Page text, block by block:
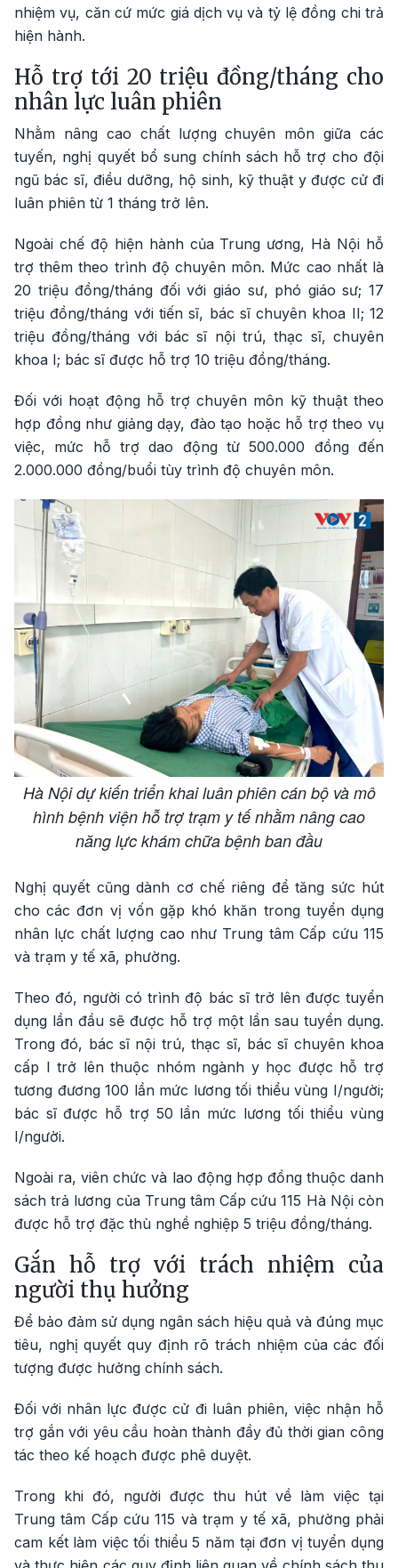
nhiệm vụ, căn cứ mức giá dịch vụ và tỷ lệ đồng chi trả
hiện hành.
Hỗ trợ tới 20 triệu đồng/tháng cho
nhân lực luân phiên
Nhằm nâng cao chất lượng chuyên môn giữa các
tuyến, nghị quyết bổ sung chính sách hỗ trợ cho đội
ngũ bác sĩ, điều dưỡng, hộ sinh, kỹ thuật y được cử đi
luân phiên từ 1 tháng trở lên.
Ngoài chế độ hiện hành của Trung ương, Hà Nội hỗ
trợ thêm theo trình độ chuyên môn. Mức cao nhất là
20 triệu đồng/tháng đối với giáo sư, phó giáo sư; 17
triệu đồng/tháng với tiến sĩ, bác sĩ chuyên khoa II; 12
triệu đồng/tháng với bác sĩ nội trú, thạc sĩ, chuyên
khoa I; bác sĩ được hỗ trợ 10 triệu đồng/tháng.
Đối với hoạt động hỗ trợ chuyên môn kỹ thuật theo
hợp đồng như giảng dạy, đào tạo hoặc hỗ trợ theo vụ
việc, mức hỗ trợ dao động từ 500.000 đồng đến
2.000.000 đồng/buổi tùy trình độ chuyên môn.
Hà Nội dự kiến triển khai luân phiên cán bộ và mô
hình bệnh viện hỗ trợ trạm y tế nhằm nâng cao
năng lực khám chữa bệnh ban đầu
Nghị quyết cũng dành cơ chế riêng để tăng sức hút
cho các đơn vị vốn gặp khó khăn trong tuyển dụng
nhân lực chất lượng cao như Trung tâm Cấp cứu 115
và trạm y tế xã, phường.
Theo đó, người có trình độ bác sĩ trở lên được tuyển
dụng lần đầu sẽ được hỗ trợ một lần sau tuyển dụng.
Trong đó, bác sĩ nội trú, thạc sĩ, bác sĩ chuyên khoa
cấp I trở lên thuộc nhóm ngành y học được hỗ trợ
tương đương 100 lần mức lương tối thiểu vùng I/người;
bác sĩ được hỗ trợ 50 lần mức lương tối thiểu vùng
I/người.
Ngoài ra, viên chức và lao động hợp đồng thuộc danh
sách trả lương của Trung tâm Cấp cứu 115 Hà Nội còn
được hỗ trợ đặc thù nghề nghiệp 5 triệu đồng/tháng.
Gắn hỗ trợ với trách nhiệm của
người thụ hưởng
Để bảo đảm sử dụng ngân sách hiệu quả và đúng mục
tiêu, nghị quyết quy định rõ trách nhiệm của các đối
tượng được hưởng chính sách.
Đối với nhân lực được cử đi luân phiên, việc nhận hỗ
trợ gắn với yêu cầu hoàn thành đầy đủ thời gian công
tác theo kế hoạch được phê duyệt.
Trong khi đó, người được thu hút về làm việc tại
Trung tâm Cấp cứu 115 và trạm y tế xã, phường phải
cam kết làm việc tối thiểu 5 năm tại đơn vị tuyển dụng